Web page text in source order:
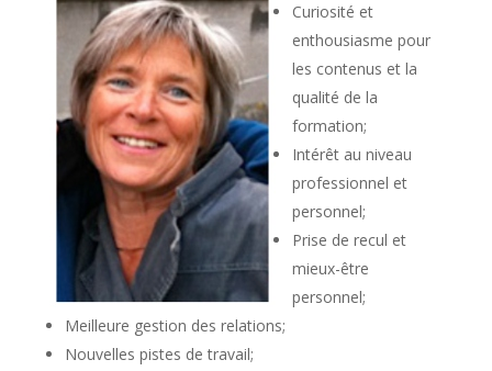
Curiosité et
enthousiasme pour
les contenus et la
qualité de la
formation;
Intérêt au niveau
professionnel et
personnel;
Prise de recul et
mieux-être
personnel;
Meilleure gestion des relations;
Nouvelles pistes de travail;